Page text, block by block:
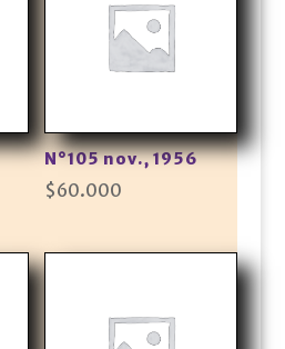
N°105 nov., 1956
$60.000